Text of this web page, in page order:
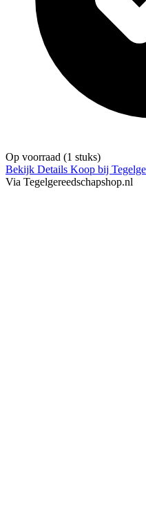
Op voorraad (1 stuks)
Bekijk Details Koop bij
Via Tegelgereedschapshop.nl